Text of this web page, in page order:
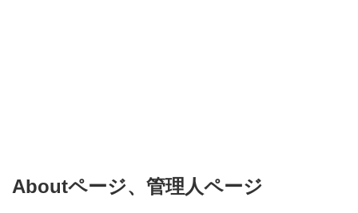
Aboutページ、管理人ページ